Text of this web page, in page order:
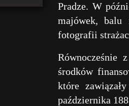
Pradze. W
majówek, balu
fotografii
Równocześnie
środków
które
października